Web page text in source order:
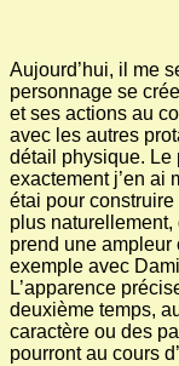
Aujourd’hui, il me
personnage se
et ses actions au
avec les autres
détail physique. Le
exactement j’en ai
étai pour
plus
prend une
exemple avec
L’apparence
deuxième temps,
caractère ou des
pourront au cours